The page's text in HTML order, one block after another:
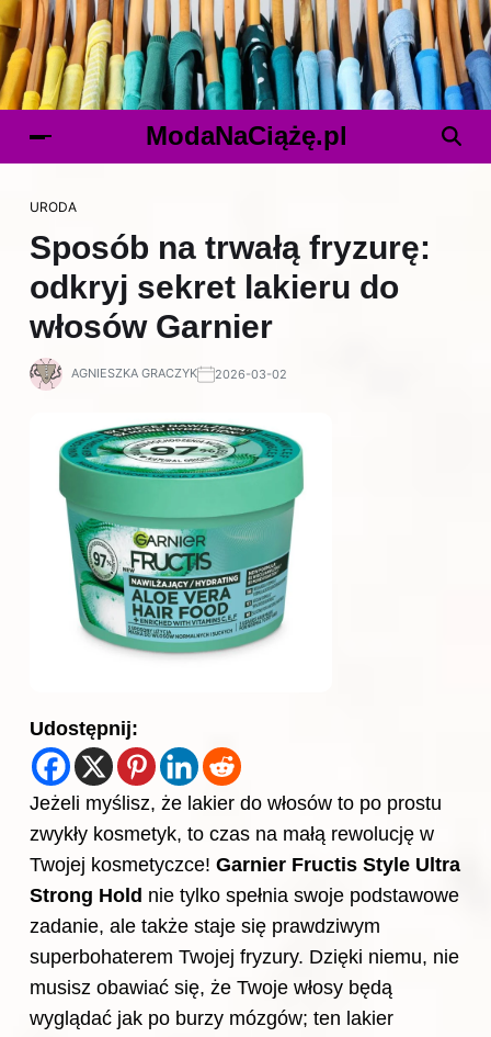
ModaNaCiążę.pl
URODA
Sposób na trwałą fryzurę:
odkryj sekret lakieru do
włosów Garnier
AGNIESZKA GRACZYK 2026-03-02
Udostępnij:
Jeżeli myślisz, że lakier do włosów to po prostu
zwykły kosmetyk, to czas na małą rewolucję w
Twojej kosmetyczce! Garnier Fructis Style Ultra
Strong Hold nie tylko spełnia swoje podstawowe
zadanie, ale także staje się prawdziwym
superbohaterem Twojej fryzury. Dzięki niemu, nie
musisz obawiać się, że Twoje włosy będą
wyglądać jak po burzy mózgów; ten lakier